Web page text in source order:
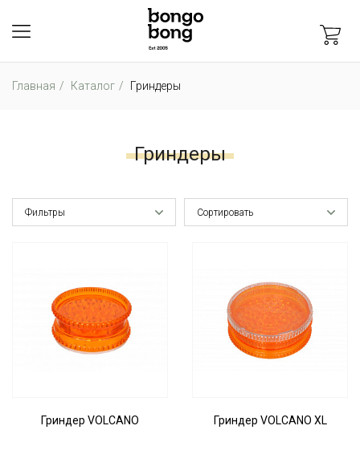
Главная Каталог Гриндеры
Гриндеры
Фильтры Сортировать
Гриндер VOLCANO Гриндер VOLCANO XL